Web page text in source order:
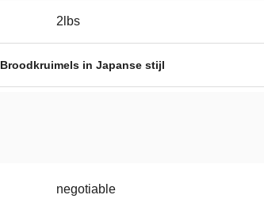
2lbs
Broodkruimels in Japanse stijl
negotiable